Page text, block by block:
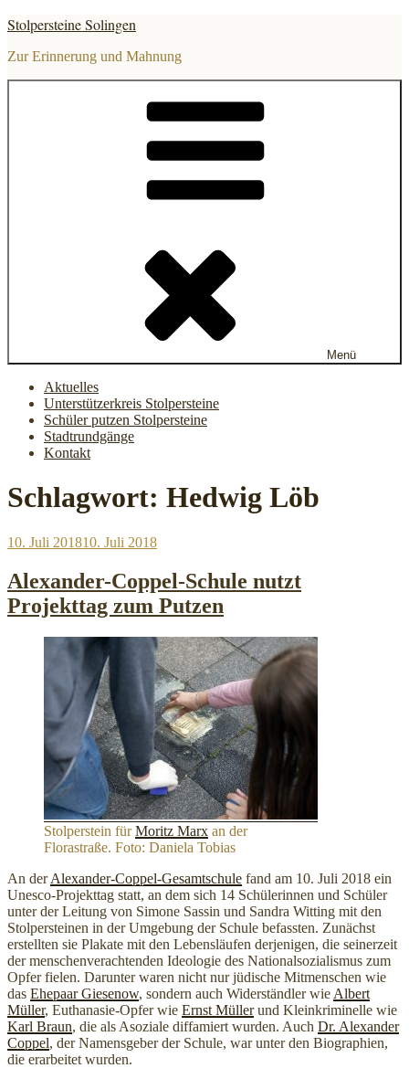
Zum
Inhalt
springen
Stolpersteine Solingen
Zur Erinnerung und Mahnung
Menü
Aktuelles
Unterstützerkreis Stolpersteine
Schüler putzen Stolpersteine
Stadtrundgänge
Kontakt
Schlagwort: Hedwig Löb
Veröffentlicht
10. Juli 201810. Juli 2018
Alexander-Coppel-Schule nutzt
Projekttag zum Putzen
Stolperstein fürMoritz Marx an der
Florastraße. Foto: Daniela Tobias
An derAlexander-Coppel-Gesamtschule fand am 10. Juli 2018 ein
Unesco-Projekttag statt, an dem sich 14 Schülerinnen und Schüler
unter der Leitung von Simone Sassin und Sandra Witting mit den
Stolpersteinen in der Umgebung der Schule befassten. Zunächst
erstellten sie Plakate mit den Lebensläufen derjenigen, die seinerzeit
der menschenverachtenden Ideologie des Nationalsozialismus zum
Opfer fielen. Darunter waren nicht nur jüdische Mitmenschen wie
das Ehepaar Giesenow, sondern auch Widerständler wie Albert
Müller, Euthanasie-Opfer wie Ernst Müllerund Kleinkriminelle wie
Karl Braun, die als Asoziale diffamiert wurden. Auch Dr. Alexander
Coppel, der Namensgeber der Schule, war unter den Biographien,
die erarbeitet wurden.